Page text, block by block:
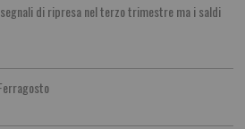
di ripresa nel terzo trimestre ma i saldi